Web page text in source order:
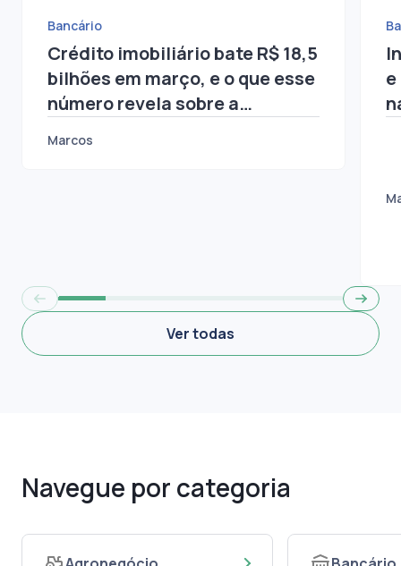
Ver todas
Bancário
Crédito imobiliário bate R$ 18,5
bilhões em março, e o que esse
número revela sobre a